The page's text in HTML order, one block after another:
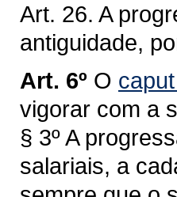
Art. 26. A
antiguidade,
Art. 6º O
vigorar com a
§ 3º A
salariais, a